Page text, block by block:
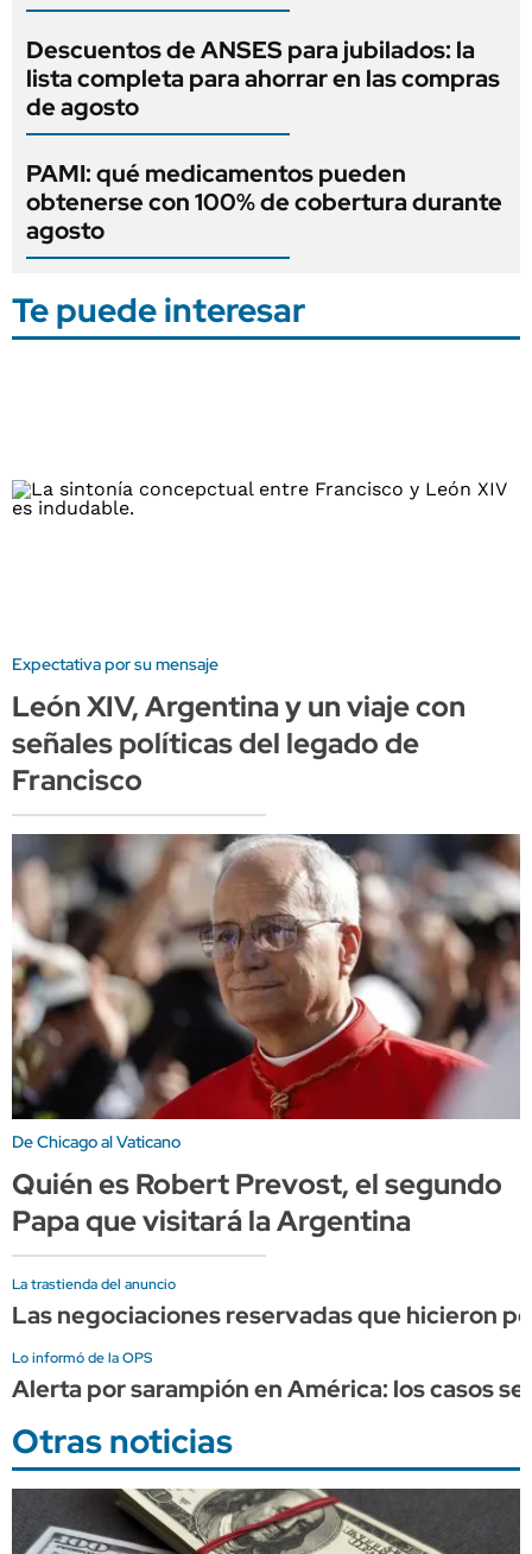
Descuentos de ANSES para jubilados: la
lista completa para ahorrar en las compras
de agosto
PAMI: qué medicamentos pueden
obtenerse con 100% de cobertura durante
agosto
Te puede interesar
Expectativa por su mensaje
León XIV, Argentina y un viaje con
señales políticas del legado de
Francisco
De Chicago al Vaticano
Quién es Robert Prevost, el segundo
Papa que visitará la Argentina
La trastienda del anuncio
Las negociaciones reservadas que hicieron
Lo informó de la OPS
Alerta por sarampión en América: los casos
Otras noticias